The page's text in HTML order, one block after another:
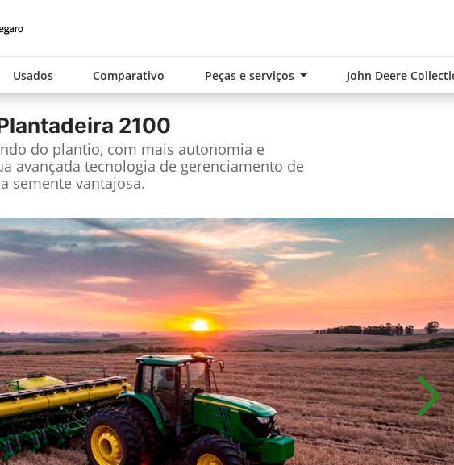
Usados Comparativo Peças e serviços John Deere
2100
do plantio, com mais autonomia e
avançada tecnologia de gerenciamento de
semente vantajosa.